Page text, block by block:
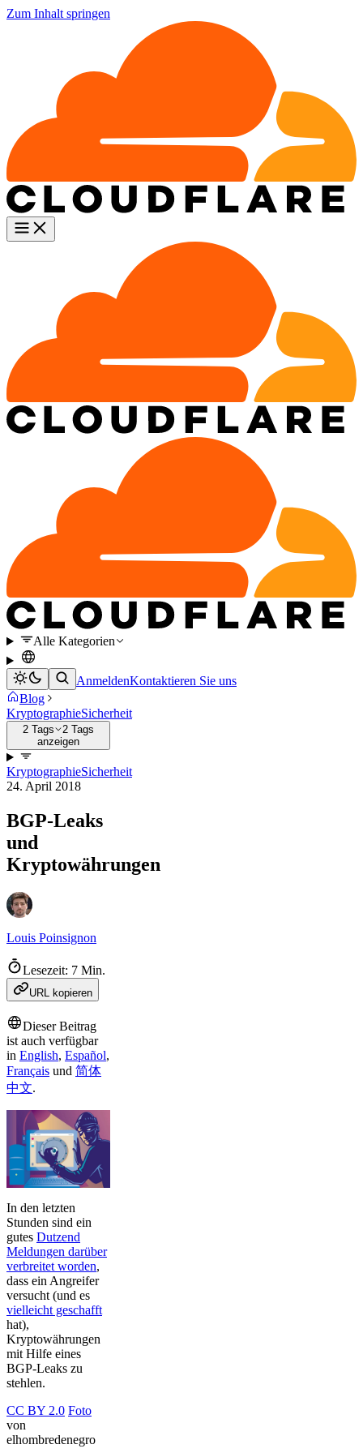
Zum Inhalt springen
Alle Kategorien
AnmeldenKontaktieren Sie uns
Blog
KryptographieSicherheit
2 Tags
2 Tags
anzeigen
KryptographieSicherheit
24. April 2018
BGP-Leaks
und
Kryptowährungen
Louis Poinsignon
Lesezeit: 7 Min.
URL kopieren
Dieser Beitrag
ist auch verfügbar
in English, Español,
Français und 简体
中文.
In den letzten
Stunden sind ein
gutes Dutzend
Meldungen darüber
verbreitet worden,
dass ein Angreifer
versucht (und es
vielleicht geschafft
hat),
Kryptowährungen
mit Hilfe eines
BGP-Leaks zu
stehlen.
CC BY 2.0 Foto
von
elhombredenegro